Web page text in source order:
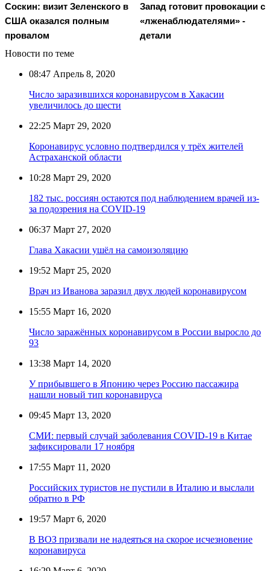
Соскин: визит Зеленского в
США оказался полным
провалом
Запад готовит провокации с
«лженаблюдателями» -
детали
Новости по теме
08:47 Апрель 8, 2020
Число заразившихся коронавирусом в Хакасии
увеличилось до шести
22:25 Март 29, 2020
Коронавирус условно подтвердился у трёх жителей
Астраханской области
10:28 Март 29, 2020
182 тыс. россиян остаются под наблюдением врачей из-
за подозрения на COVID-19
06:37 Март 27, 2020
Глава Хакасии ушёл на самоизоляцию
19:52 Март 25, 2020
Врач из Иванова заразил двух людей коронавирусом
15:55 Март 16, 2020
Число заражённых коронавирусом в России выросло до
93
13:38 Март 14, 2020
У прибывшего в Японию через Россию пассажира
нашли новый тип коронавируса
09:45 Март 13, 2020
СМИ: первый случай заболевания COVID-19 в Китае
зафиксировали 17 ноября
17:55 Март 11, 2020
Российских туристов не пустили в Италию и выслали
обратно в РФ
19:57 Март 6, 2020
В ВОЗ призвали не надеяться на скорое исчезновение
коронавируса